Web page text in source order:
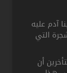
آدم عليه
التي
أن